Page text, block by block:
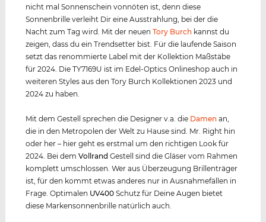
nicht mal Sonnenschein vonnöten ist, denn diese
Sonnenbrille verleiht Dir eine Ausstrahlung, bei der die
Nacht zum Tag wird. Mit der neuenTory Burch kannst du
zeigen, dass du ein Trendsetter bist. Für die laufende Saison
setzt das renommierte Label mit der Kollektion Maßstäbe
für 2024. Die TY7169U ist im Edel-Optics Onlineshop auch in
weiteren Styles aus den Tory Burch Kollektionen 2023 und
2024 zu haben.
Mit dem Gestell sprechen die Designer v.a. die Damen an,
die in den Metropolen der Welt zu Hause sind. Mr. Right hin
oder her – hier geht es erstmal um den richtigen Look für
2024. Bei demVollrand Gestell sind die Gläser vom Rahmen
komplett umschlossen. Wer aus Überzeugung Brillenträger
ist, für den kommt etwas anderes nur in Ausnahmefällen in
Frage. Optimalen UV400 Schutz für Deine Augen bietet
diese Markensonnenbrille natürlich auch.